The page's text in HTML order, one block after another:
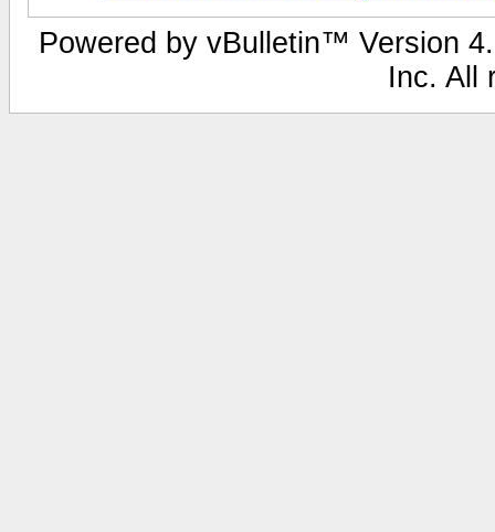
Powered by vBulletin™ Version
Inc. All